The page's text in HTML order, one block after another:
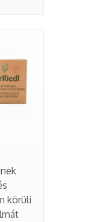
körüli